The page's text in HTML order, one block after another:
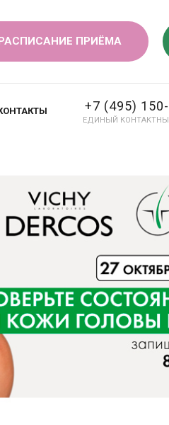
ПРИЁМА
+7 (495)
ЕДИНЫЙ
СКРИНИНГ
как:
родов
и пороки развития